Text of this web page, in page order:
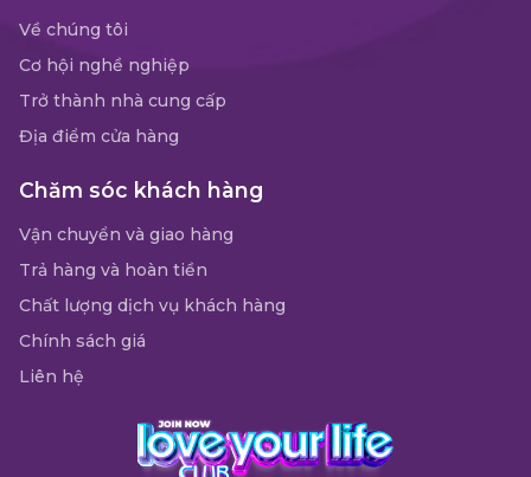
Về chúng tôi
Cơ hội nghề nghiệp
Trở thành nhà cung cấp
Địa điểm cửa hàng
Chăm sóc khách hàng
Vận chuyển và giao hàng
Trả hàng và hoàn tiền
Chất lượng dịch vụ khách hàng
Chính sách giá
Liên hệ